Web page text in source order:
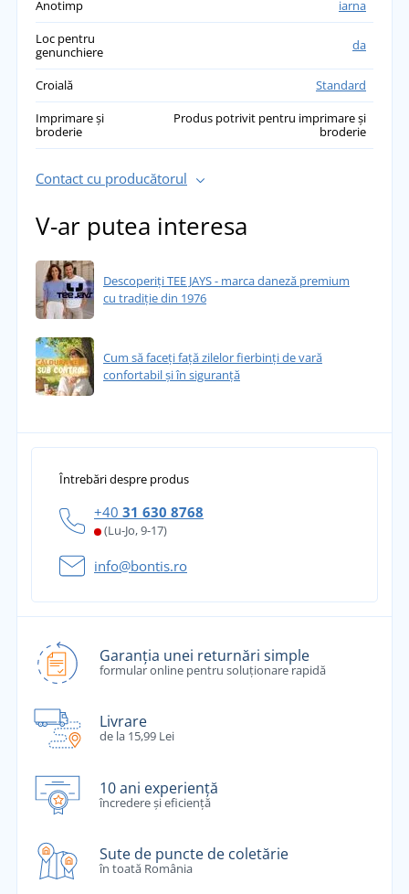
Anotimp
iarna
Loc pentru
genunchiere
da
Croială
Standard
Imprimare și
broderie
Produs potrivit pentru imprimare și
broderie
Contact cu producătorul
V-ar putea interesa
Descoperiți TEE JAYS - marca daneză premium
cu tradiție din 1976
Cum să faceți față zilelor fierbinți de vară
confortabil și în siguranță
Întrebări despre produs
+40 31 630 8768
(Lu-Jo, 9-17)
info@bontis.ro
Garanția unei returnări simple
formular online pentru soluționare rapidă
Livrare
de la 15,99 Lei
10 ani experiență
încredere și eficiență
Sute de puncte de coletărie
în toată România